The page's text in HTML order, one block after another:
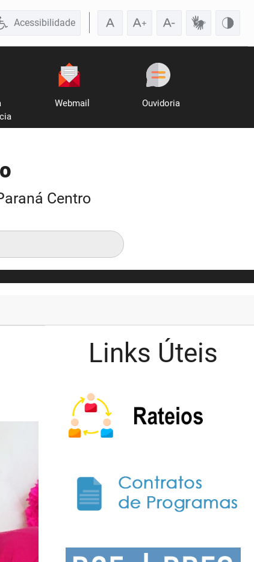
Acessibilidade
Webmail Ouvidoria
Centro
Links Úteis